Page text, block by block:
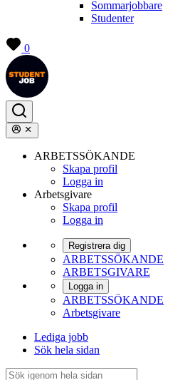
Sommarjobbare
Studenter
0
ARBETSSÖKANDE
Skapa profil
Logga in
Arbetsgivare
Skapa profil
Logga in
Registrera dig
ARBETSSÖKANDE
ARBETSGIVARE
Logga in
ARBETSSÖKANDE
Arbetsgivare
Lediga jobb
Sök hela sidan